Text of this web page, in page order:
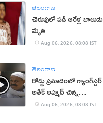
తెలంగాణ
చెరువులో పడి ఆరేళ్ల బాలుడు
మృతి
Aug 06, 2026, 08:08 IST
తెలంగాణ
రోడ్డు ప్రమాదంలో గ్యాంగ్‌స్టర్‌
అతీక్ అహ్మద్ చిన్న
కుమారుడు మృతి!
Aug 06, 2026, 08:08 IST